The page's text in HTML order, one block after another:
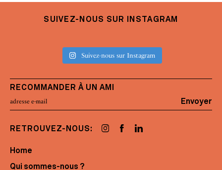
SUIVEZ-NOUS SUR INSTAGRAM
Suivez-nous sur Instagram
RECOMMANDER À UN AMI
Envoyer
RETROUVEZ-NOUS:
Home
Qui sommes-nous ?